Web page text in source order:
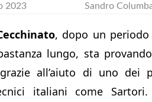
2023 Sandro
, dopo un periodo
lungo, sta
all’aiuto di uno dei
italiani come